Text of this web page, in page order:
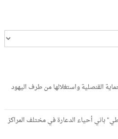
القنصلية واستغلالها من طرف اليهود
باني أحياء الدعارة في مختلف المراكز